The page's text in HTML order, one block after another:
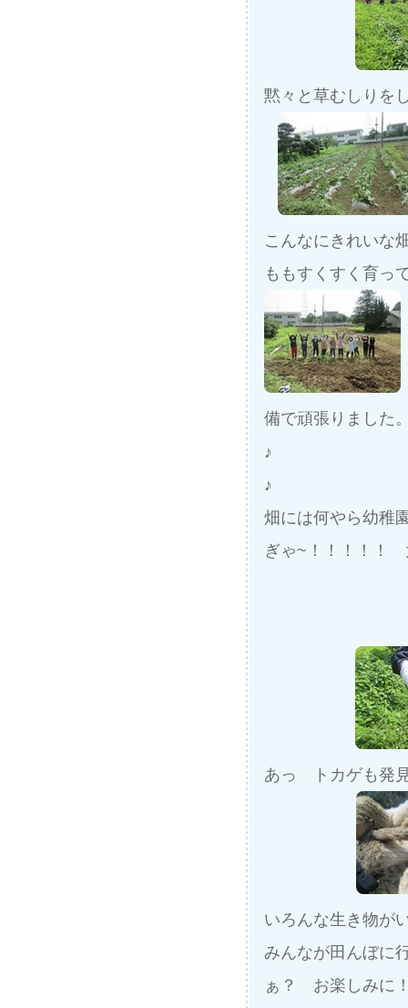
黙々と草むしり
こんなにきれい
ももすくすく育っ
備で頑張りました
♪
♪
畑には何やら幼稚
ぎゃ~！！！！！
あっ トカゲも発
いろんな生き物が
みんなが田んぼに
ぁ？ お楽しみに